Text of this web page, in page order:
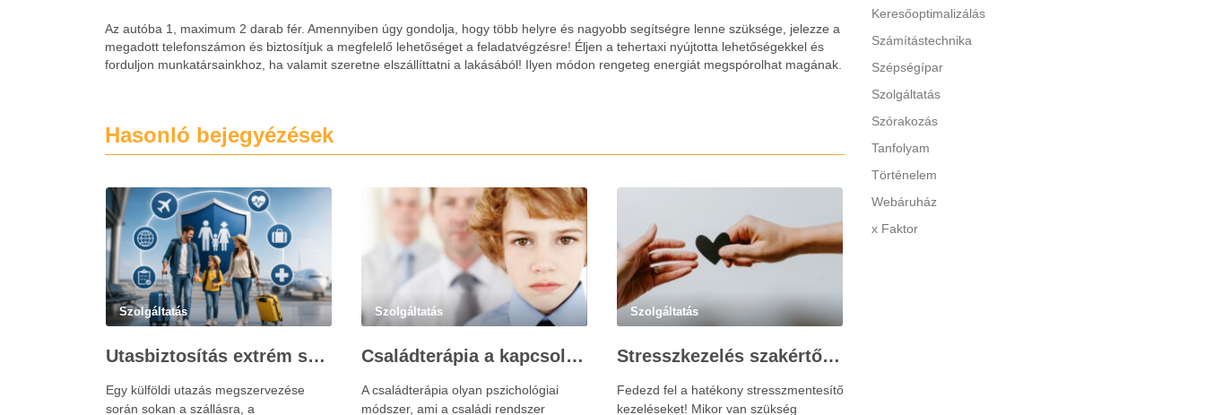
Az autóba 1, maximum 2 darab fér. Amennyiben úgy gondolja, hogy több helyre és nagyobb segítségre lenne szüksége, jelezze a
megadott telefonszámon és biztosítjuk a megfelelő lehetőséget a feladatvégzésre! Éljen a tehertaxi nyújtotta lehetőségekkel és
forduljon munkatársainkhoz, ha valamit szeretne elszállíttatni a lakásából! Ilyen módon rengeteg energiát megspórolhat magának.
Hasonló bejegyézések
Szolgáltatás
Utasbiztosítás extrém sportokra és krónikus betegségek esetén: mire figyelj utazás előtt?
Egy külföldi utazás megszervezése
során sokan a szállásra, a
Szolgáltatás
Családterápia a kapcsolatok helyreállításért
A családterápia olyan pszichológiai
módszer, ami a családi rendszer
Szolgáltatás
Stresszkezelés szakértőkkel: Corvin Pszichológia – a modern terápiás megoldások útmutatója
Fedezd fel a hatékony stresszmentesítő
kezeléseket! Mikor van szükség
Keresőoptimalizálás
Számítástechnika
Szépségípar
Szolgáltatás
Szórakozás
Tanfolyam
Történelem
Webáruház
x Faktor